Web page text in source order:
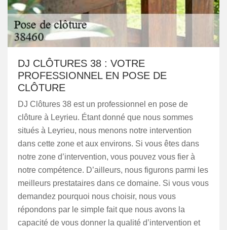
DJ CLÔTURES 38 : VOTRE
PROFESSIONNEL EN POSE DE
CLÔTURE
DJ Clôtures 38 est un professionnel en pose de
clôture à Leyrieu. Étant donné que nous sommes
situés à Leyrieu, nous menons notre intervention
dans cette zone et aux environs. Si vous êtes dans
notre zone d’intervention, vous pouvez vous fier à
notre compétence. D’ailleurs, nous figurons parmi les
meilleurs prestataires dans ce domaine. Si vous vous
demandez pourquoi nous choisir, nous vous
répondons par le simple fait que nous avons la
capacité de vous donner la qualité d’intervention et